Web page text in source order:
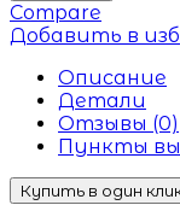
Compare
Добавить в
Описание
Детали
Отзывы (0)
Пункты
Купить в один